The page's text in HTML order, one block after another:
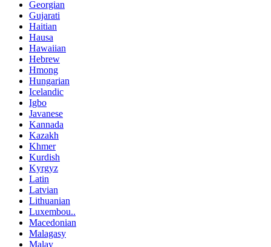
Georgian
Gujarati
Haitian
Hausa
Hawaiian
Hebrew
Hmong
Hungarian
Icelandic
Igbo
Javanese
Kannada
Kazakh
Khmer
Kurdish
Kyrgyz
Latin
Latvian
Lithuanian
Luxembou..
Macedonian
Malagasy
Malay